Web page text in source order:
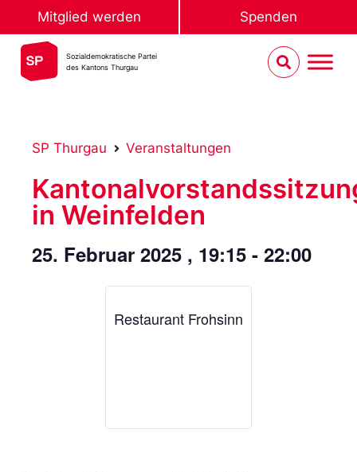
Mitglied werden Spenden
Sozialdemokratische Partei
des Kantons Thurgau
SP Thurgau Veranstaltungen
in Weinfelden
25. Februar 2025 , 19:15 - 22:00
Restaurant Frohsinn